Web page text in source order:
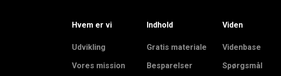
Hvem er vi
Udvikling
Vores mission
Indhold
Gratis materiale
Besparelser
Viden
Videnbase
Spørgsmål